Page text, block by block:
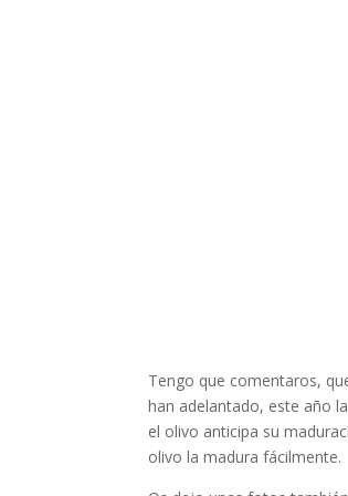
Tengo que comentaros,
han adelantado, este año
el olivo anticipa su
olivo la madura fácilmente.